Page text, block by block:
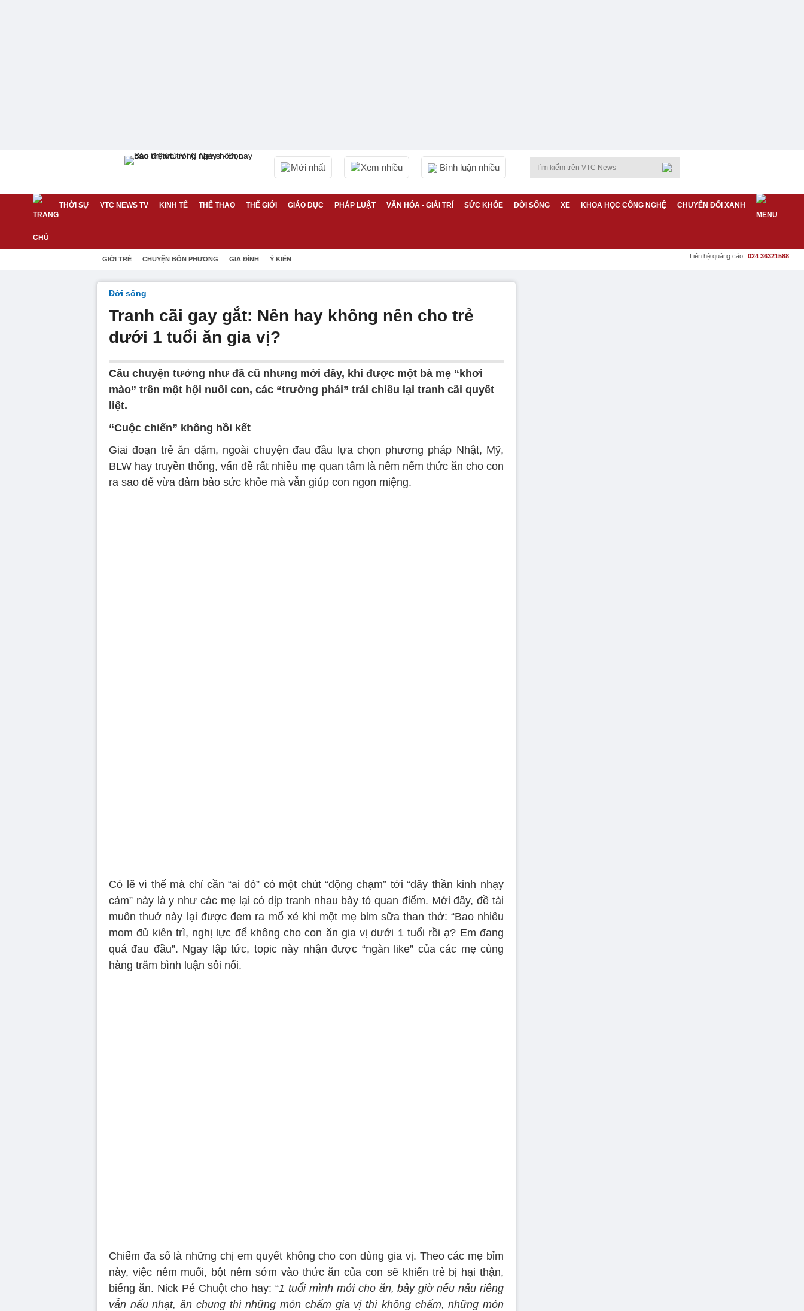
Mới nhất Xem nhiều Bình luận nhiều
THỜI SỰ VTC NEWS TV KINH TẾ THỂ THAO THẾ GIỚI GIÁO DỤC PHÁP LUẬT VĂN HÓA - GIẢI TRÍ SỨC KHỎE ĐỜI SỐNG XE KHOA HỌC CÔNG NGHỆ CHUYỂN ĐỔI XANH
GIỚI TRẺ CHUYỆN BỐN PHƯƠNG GIA ĐÌNH Ý KIẾN Liên hệ quảng cáo: 024 36321588
Đời sống
Tranh cãi gay gắt: Nên hay không nên cho trẻ
dưới 1 tuổi ăn gia vị?
Câu chuyện tưởng như đã cũ nhưng mới đây, khi được một bà mẹ “khơi
mào” trên một hội nuôi con, các “trường phái” trái chiều lại tranh cãi quyết
liệt.
“Cuộc chiến” không hồi kết
Giai đoạn trẻ ăn dặm, ngoài chuyện đau đầu lựa chọn phương pháp Nhật, Mỹ,
BLW hay truyền thống, vấn đề rất nhiều mẹ quan tâm là nêm nếm thức ăn cho con
ra sao để vừa đảm bảo sức khỏe mà vẫn giúp con ngon miệng.
Có lẽ vì thế mà chỉ cần “ai đó” có một chút “động chạm” tới “dây thần kinh nhạy
cảm” này là y như các mẹ lại có dịp tranh nhau bày tỏ quan điểm. Mới đây, đề tài
muôn thuở này lại được đem ra mổ xẻ khi một mẹ bỉm sữa than thở: “Bao nhiêu
mom đủ kiên trì, nghị lực để không cho con ăn gia vị dưới 1 tuổi rồi ạ? Em đang
quá đau đầu”. Ngay lập tức, topic này nhận được “ngàn like” của các mẹ cùng
hàng trăm bình luận sôi nổi.
Chiếm đa số là những chị em quyết không cho con dùng gia vị. Theo các mẹ bỉm
này, việc nêm muối, bột nêm sớm vào thức ăn của con sẽ khiến trẻ bị hại thận,
biếng ăn. Nick Pé Chuột cho hay: “1 tuổi mình mới cho ăn, bây giờ nếu nấu riêng
vẫn nấu nhạt, ăn chung thì những món chấm gia vị thì không chấm, những món